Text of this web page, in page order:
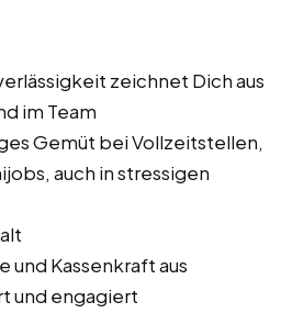
zeichnet Dich aus
im Team
Gemüt bei Vollzeitstellen,
auch in stressigen
und Kassenkraft aus
und engagiert